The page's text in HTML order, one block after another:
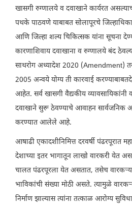
खासगी रुग्णालये व दवाखाने कार्यरत
पथके पाठवणे याबाबत सोलापूरचे
आणि जिल्हा शल्य चिकित्सक यांना सूचना
कारणाशिवाय दवाखाना व रुग्णालये बंद
साथरोग अध्यादेश 2020 (Amendment)
2005 अन्वये योग्य ती कारवाई
आहेत. सर्व खासगी वैद्यकीय व्यावसायिकांनी
दवाखाने सुरू ठेवण्याचे आवाहन सार्वजनिक
करण्यात आलेले आहे.
आषाढी एकादशीनिमित्त दरवर्षी पंढरपूरात
देशाच्या इतर भागातून लाखो वारकरी येत
चालत पंढरपूरला येत असतात, तसेच
भाविकांची संख्या मोठी असते. त्यामुळे
निर्माण झाल्यास त्यांना तत्काळ आरोग्य